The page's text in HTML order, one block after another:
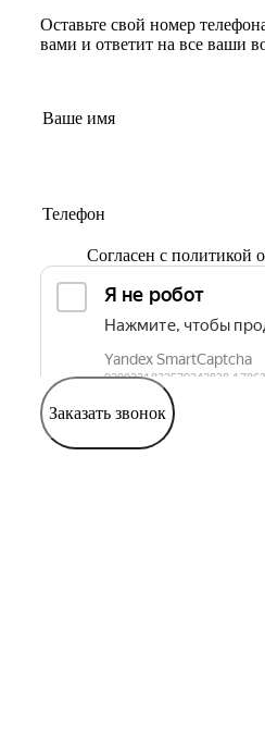
Оставьте свой номер
вами и ответит на все ваши
Согласен с политикой
Заказать звонок